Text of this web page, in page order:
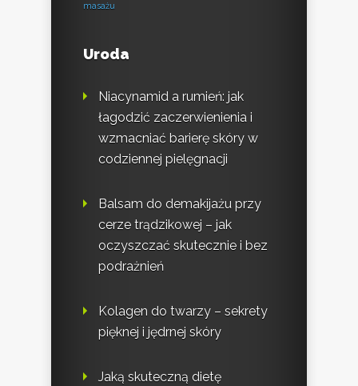
masażu
Uroda
Niacynamid a rumień: jak
łagodzić zaczerwienienia i
wzmacniać barierę skóry w
codziennej pielęgnacji
Balsam do demakijażu przy
cerze trądzikowej – jak
oczyszczać skutecznie i bez
podrażnień
Kolagen do twarzy – sekrety
pięknej i jędrnej skóry
Jaką skuteczną dietę